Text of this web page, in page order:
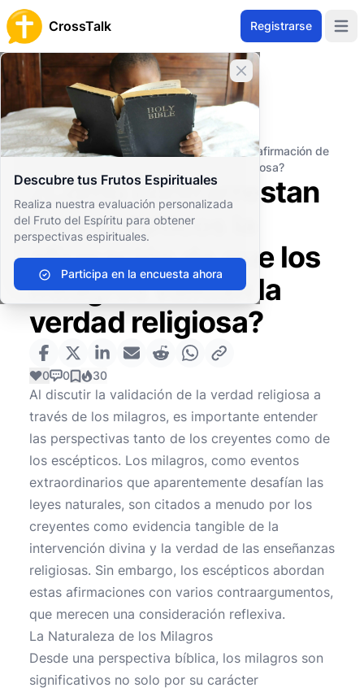
CrossTalk Registrarse
Cerrar banner
Descubre tus Frutos Espirituales
Realiza nuestra evaluación personalizada
del Fruto del Espíritu para obtener
perspectivas espirituales.
Participa en la encuesta ahora
Inicio
Archivo de Preguntas
Conceptos Teológicos
Apologética
¿Cómo contrarrestan los escépticos la afirmación de
que los milagros validan la verdad religiosa?
¿Cómo contrarrestan
los escépticos la
afirmación de que los
milagros validan la
verdad religiosa?
0 0 30
Al discutir la validación de la verdad religiosa a
través de los milagros, es importante entender
las perspectivas tanto de los creyentes como de
los escépticos. Los milagros, como eventos
extraordinarios que aparentemente desafían las
leyes naturales, son citados a menudo por los
creyentes como evidencia tangible de la
intervención divina y la verdad de las enseñanzas
religiosas. Sin embargo, los escépticos abordan
estas afirmaciones con varios contraargumentos,
que merecen una consideración reflexiva.
La Naturaleza de los Milagros
Desde una perspectiva bíblica, los milagros son
significativos no solo por su carácter